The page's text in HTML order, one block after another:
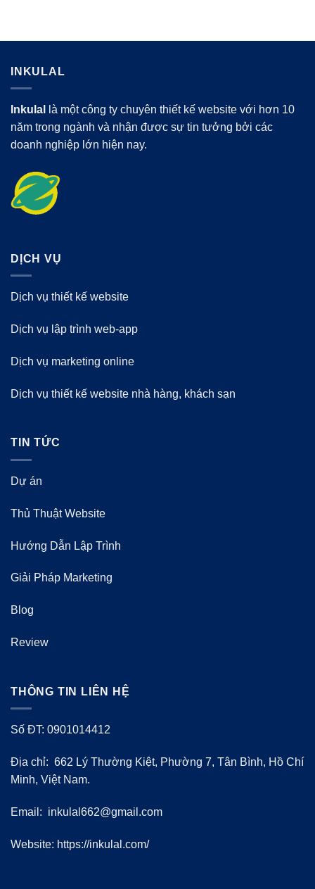
INKULAL
Inkulal
là một công ty chuyên thiết kế website với hơn 10
năm trong ngành và nhận được sự tin tưởng bởi các
doanh nghiệp lớn hiện nay.
DỊCH VỤ
Dịch vụ thiết kế website
Dịch vụ lập trình web-app
Dịch vụ marketing online
Dịch vụ thiết kế website nhà hàng, khách sạn
TIN TỨC
Dự án
Thủ Thuật Website
Hướng Dẫn Lập Trình
Giải Pháp Marketing
Blog
Review
THÔNG TIN LIÊN HỆ
Số ĐT: 0901014412
Địa chỉ: 662 Lý Thường Kiệt, Phường 7, Tân Bình, Hồ Chí
Minh, Việt Nam.
Email: inkulal662@gmail.com
Website: https://inkulal.com/